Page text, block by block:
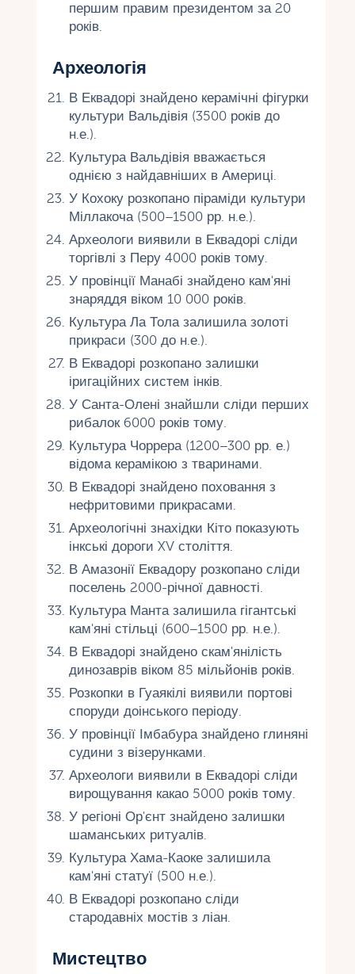
першим правим президентом за 20
років.
Археологія
В Еквадорі знайдено керамічні фігурки
культури Вальдівія (3500 років до
н.е.).
Культура Вальдівія вважається
однією з найдавніших в Америці.
У Кохоку розкопано піраміди культури
Міллакоча (500–1500 рр. н.е.).
Археологи виявили в Еквадорі сліди
торгівлі з Перу 4000 років тому.
У провінції Манабі знайдено кам'яні
знаряддя віком 10 000 років.
Культура Ла Тола залишила золоті
прикраси (300 до н.е.).
В Еквадорі розкопано залишки
іригаційних систем інків.
У Санта-Олені знайшли сліди перших
рибалок 6000 років тому.
Культура Чоррера (1200–300 рр. е.)
відома керамікою з тваринами.
В Еквадорі знайдено поховання з
нефритовими прикрасами.
Археологічні знахідки Кіто показують
інкські дороги XV століття.
В Амазонії Еквадору розкопано сліди
поселень 2000-річної давності.
Культура Манта залишила гігантські
кам'яні стільці (600–1500 рр. н.е.).
В Еквадорі знайдено скам'янілість
динозаврів віком 85 мільйонів років.
Розкопки в Гуаякілі виявили портові
споруди доінського періоду.
У провінції Імбабура знайдено глиняні
судини з візерунками.
Археологи виявили в Еквадорі сліди
вирощування какао 5000 років тому.
У регіоні Ор'єнт знайдено залишки
шаманських ритуалів.
Культура Хама-Каоке залишила
кам'яні статуї (500 н.е.).
В Еквадорі розкопано сліди
стародавніх мостів з ліан.
Мистецтво